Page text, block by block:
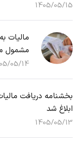
1405/05/15
مالیات
مشمول
05/14
بخشنامه دریافت
ابلاغ شد
1405/05/13